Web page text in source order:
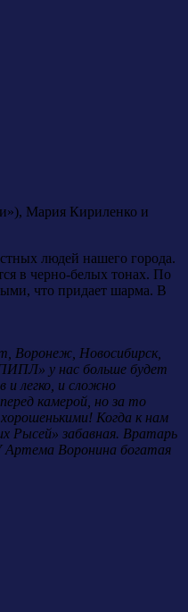
Мария Кириленко и
людей нашего города.
в черно-белых тонах. По
что придает шарма. В
Воронеж, Новосибирск,
у нас больше будет
легко, и сложно
камерой, но за то
Когда к нам
Рысей» забавная. Вратарь
Артема Воронина богатая